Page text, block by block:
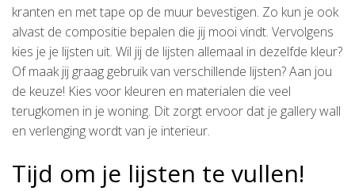
kranten en met tape op de muur bevestigen. Zo kun je ook
alvast de compositie bepalen die jij mooi vindt. Vervolgens
kies je je lijsten uit. Wil jij de lijsten allemaal in dezelfde kleur?
Of maak jij graag gebruik van verschillende lijsten? Aan jou
de keuze! Kies voor kleuren en materialen die veel
terugkomen in je woning. Dit zorgt ervoor dat je gallery wall
en verlenging wordt van je interieur.
Tijd om je lijsten te vullen!